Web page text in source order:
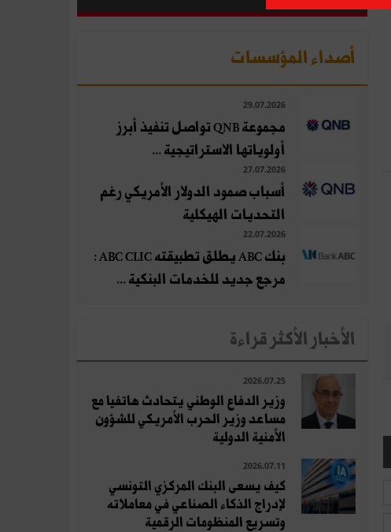
أصداء المؤسسات
29.07.2026
مجموعة QNB تواصل تنفيذ أبرز
أولوياتها الاستراتيجية ...
27.07.2026
أسباب صمود الدولار الأمريكي رغم
التحديات الهيكلية
22.07.2026
بنك ABC يطلق تطبيقته ABC CLIC :
مرجع جديد للخدمات البنكية ...
الأخبار الأكثر قراءة
2026.07.25
وزير الدفاع الوطني يتحادث هاتفيا مع
مساعد وزير الحرب الأمريكي للشؤون
الأمنية الدولية
2026.07.11
كيف يسعى البنك المركزي التونسي
لإدراج الذكاء الصناعي في معاملاته
وتسريع المنظومات الرقمية